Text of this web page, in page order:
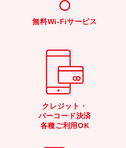
無料Wi-Fiサービス
クレジット・
バーコード決済
各種ご利用OK